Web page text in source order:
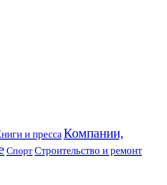
и пресса Компании,
СпортСтроительство и ремонт